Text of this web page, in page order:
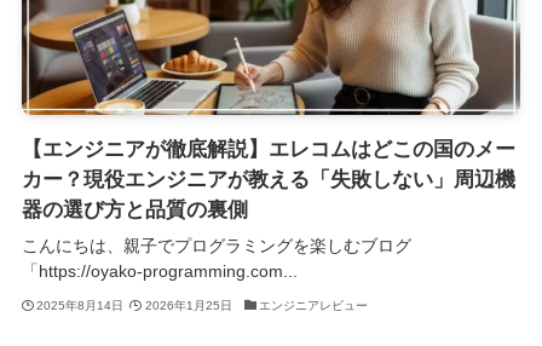
【エンジニアが徹底解説】エレコムはどこの国のメー
カー？現役エンジニアが教える「失敗しない」周辺機
器の選び方と品質の裏側
こんにちは、親子でプログラミングを楽しむブログ
「https://oyako-programming.com...
2025年8月14日 2026年1月25日 エンジニアレビュー